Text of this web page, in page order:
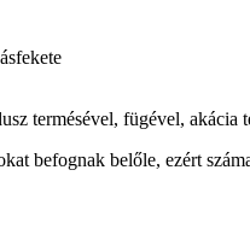
termésével, fügével,
befognak belőle, ezért